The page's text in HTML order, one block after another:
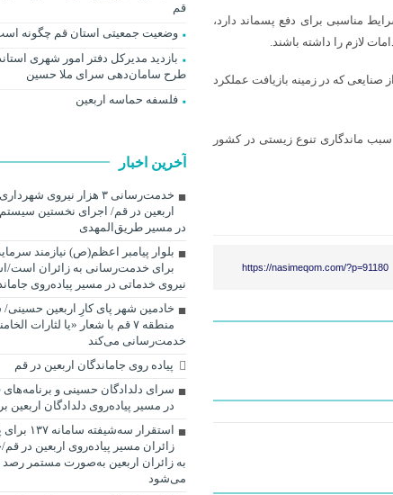
مناسبی برای دفع پسماند دارد،
لازم را داشته باشند.
که در زمینه بازیافت عملکرد
سبب ماندگاری تنوع زیستی در کشور
https://nasimeqom.com/?p=91180
قم
وضعیت جمعیتی استان قم چگونه
بازدید مدیرکل دفتر امور شهری
طرح سامان‌دهی سرای ملا حسین
فلسفه حماسه اربعین
آخرین اخبار
خدمت‌رسانی ۳ هزار نیروی
اربعین در قم/ اجرای نخستین
در مسیر طریق‌المهدی
بلوار پیامبر اعظم(ص) نیازمند
نیروی خدماتی در مسیر پیاده‌روی
خادمین شهر پای کارِ اربعین
منطقه ۷ قم با شعار «یا لثارات
خدمت‌رسانی می‌کند
پیاده روی جاماندگان اربعین در قم
سرای دلدادگان حسینی و برنامه‌های
در مسیر پیاده‌روی دلدادگان اربعین
استقرار
زائران مسیر پیاده‌روی اربعین در
به زائران اربعین به‌صورت مستمر رصد
می‌شود